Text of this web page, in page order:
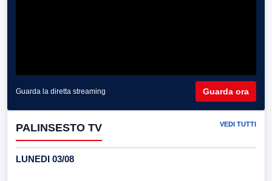
Guarda la diretta streaming Guarda ora
PALINSESTO TV VEDI TUTTI
LUNEDI 03/08